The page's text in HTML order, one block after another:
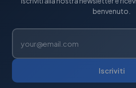
benvenuto.
Iscriviti